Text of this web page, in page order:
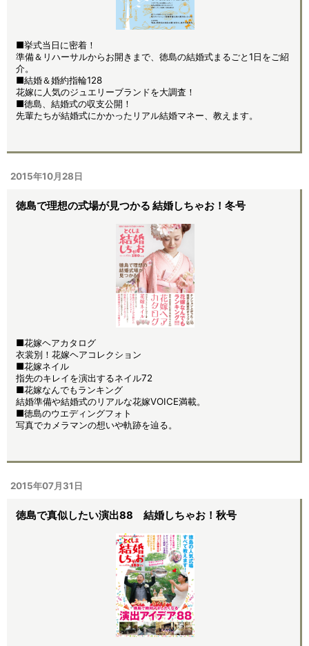
■挙式当日に密着！
準備＆リハーサルからお開きまで、徳島の結婚式まるごと1日をご紹
介。
■結婚＆婚約指輪128
花嫁に人気のジュエリーブランドを大調査！
■徳島、結婚式の収支公開！
先輩たちが結婚式にかかったリアル結婚マネー、教えます。
2015年10月28日
徳島で理想の式場が見つかる 結婚しちゃお！冬号
■花嫁ヘアカタログ
衣裳別！花嫁ヘアコレクション
■花嫁ネイル
指先のキレイを演出するネイル72
■花嫁なんでもランキング
結婚準備や結婚式のリアルな花嫁VOICE満載。
■徳島のウエディングフォト
写真でカメラマンの想いや軌跡を辿る。
2015年07月31日
徳島で真似したい演出88 結婚しちゃお！秋号